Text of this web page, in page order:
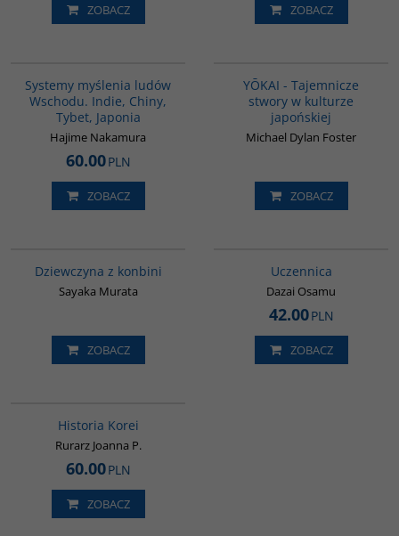
ZOBACZ ZOBACZ
Systemy myślenia ludów
Wschodu. Indie, Chiny,
Tybet, Japonia
Hajime Nakamura
60.00PLN
ZOBACZ
YŌKAI - Tajemnicze
stwory w kulturze
japońskiej
Michael Dylan Foster
ZOBACZ
Dziewczyna z konbini
Sayaka Murata
ZOBACZ
Uczennica
Dazai Osamu
42.00PLN
ZOBACZ
Historia Korei
Rurarz Joanna P.
60.00PLN
ZOBACZ